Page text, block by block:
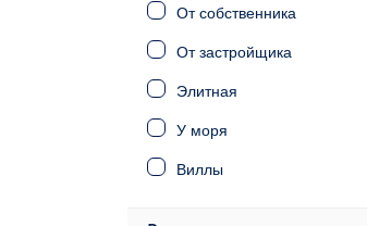
От собственника
От застройщика
Элитная
У моря
Виллы